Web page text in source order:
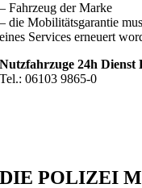
– Fahrzeug der Marke
– die Mobilitätsgarantie
eines Services erneuert
Nutzfahrzuge 24h Dienst
Tel.: 06103 9865-0
DIEPOLIZEI